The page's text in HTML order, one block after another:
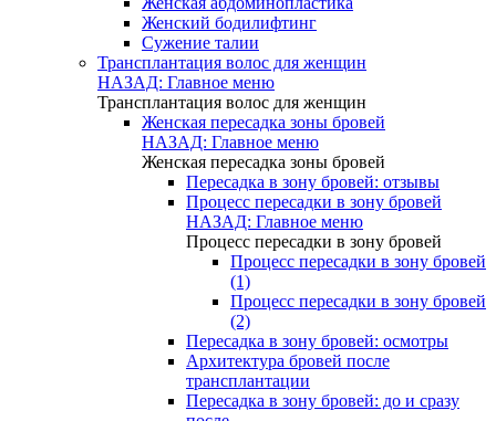
Женский бодилифтинг
Сужение талии
Трансплантация волос для женщин
НАЗАД: Главное меню
Трансплантация волос для женщин
Женская пересадка зоны бровей
НАЗАД: Главное меню
Женская пересадка зоны бровей
Пересадка в зону бровей: отзывы
Процесс пересадки в зону бровей
НАЗАД: Главное меню
Процесс пересадки в зону бровей
Процесс пересадки в зону бровей
(1)
Процесс пересадки в зону бровей
(2)
Пересадка в зону бровей: осмотры
Архитектура бровей после
трансплантации
Пересадка в зону бровей: до и сразу